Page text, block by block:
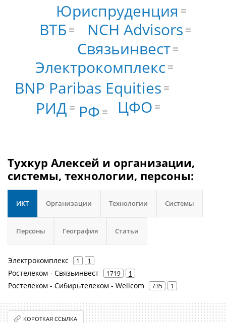
Электрокомплекс
Связьинвест
BNP Paribas Equities
NCH Advisors
ВТБ
РИД РФ ЦФО
Юриспруденция
Тухкур Алексей и организации,
системы, технологии, персоны:
ИКТ Организации Технологии Системы
Персоны География Статьи
Электрокомплекс 1 1
Ростелеком - Связьинвест 1719 1
Ростелеком - Сибирьтелеком - Wellcom 735 1
КОРОТКАЯ ССЫЛКА